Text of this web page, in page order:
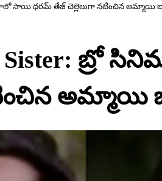
సాయి ధ‌ర‌మ్ తేజ్ చెల్లెలుగా న‌టించిన అమ్మాయి
Sister:
అమ్మాయి